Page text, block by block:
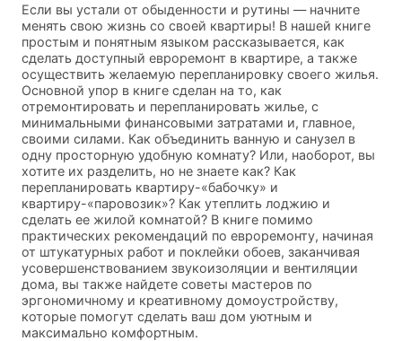
Если вы устали от обыденности и рутины — начните
менять свою жизнь со своей квартиры! В нашей книге
простым и понятным языком рассказывается, как
сделать доступный евроремонт в квартире, а также
осуществить желаемую перепланировку своего жилья.
Основной упор в книге сделан на то, как
отремонтировать и перепланировать жилье, с
минимальными финансовыми затратами и, главное,
своими силами. Как объединить ванную и санузел в
одну просторную удобную комнату? Или, наоборот, вы
хотите их разделить, но не знаете как? Как
перепланировать квартиру-«бабочку» и
квартиру-«паровозик»? Как утеплить лоджию и
сделать ее жилой комнатой? В книге помимо
практических рекомендаций по евроремонту, начиная
от штукатурных работ и поклейки обоев, заканчивая
усовершенствованием звукоизоляции и вентиляции
дома, вы также найдете советы мастеров по
эргономичному и креативному домоустройству,
которые помогут сделать ваш дом уютным и
максимально комфортным.